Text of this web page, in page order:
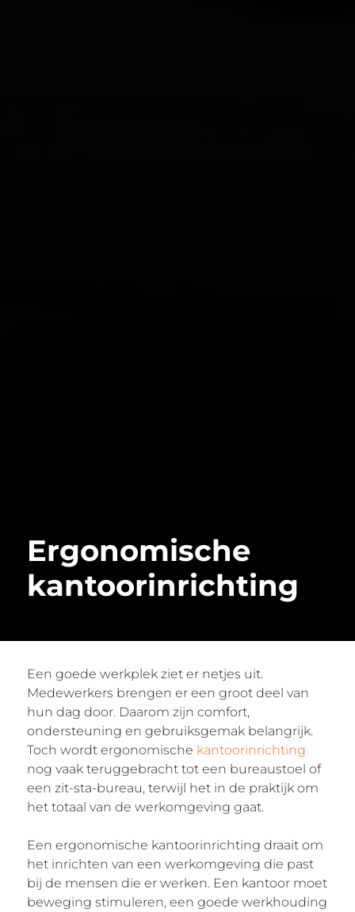
Ergonomische
kantoorinrichting
Een goede werkplek ziet er netjes uit.
Medewerkers brengen er een groot deel van
hun dag door. Daarom zijn comfort,
ondersteuning en gebruiksgemak belangrijk.
Toch wordt ergonomische kantoorinrichting
nog vaak teruggebracht tot een bureaustoel of
een zit-sta-bureau, terwijl het in de praktijk om
het totaal van de werkomgeving gaat.
Een ergonomische kantoorinrichting draait om
het inrichten van een werkomgeving die past
bij de mensen die er werken. Een kantoor moet
beweging stimuleren, een goede werkhouding